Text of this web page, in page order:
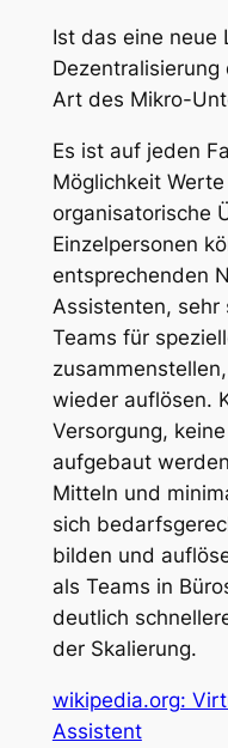
Ist das eine neue
Art des Mikro-
Es ist auf jeden
Möglichkeit
organisatorische
Einzelpersonen
entsprechenden
Assistenten, sehr
Teams für
wieder auflösen.
Versorgung,
aufgebaut
Mitteln und
sich
bilden und
als Teams in
deutlich
der Skalierung.
wikipedia.org:
Assistent